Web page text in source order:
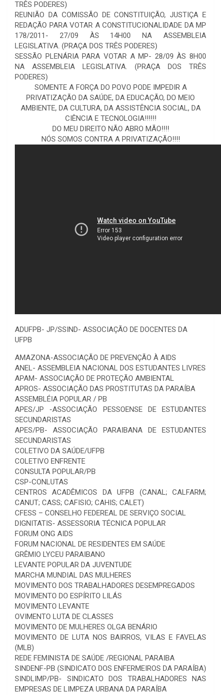
TRÊS PODERES)
REUNIÃO DA COMISSÃO DE CONSTITUIÇÃO, JUSTIÇA E
REDAÇÃO PARA VOTAR A CONSTITUCIONALIDADE DA MP
178/2011- 27/09 ÀS 14H00 NA ASSEMBLEIA
LEGISLATIVA. (PRAÇA DOS TRÊS PODERES)
SESSÃO PLENÁRIA PARA VOTAR A MP- 28/09 ÀS 8H00
NA ASSEMBLEIA LEGISLATIVA. (PRAÇA DOS TRÊS
PODERES)
SOMENTE A FORÇA DO POVO PODE IMPEDIR A
PRIVATIZAÇÃO DA SAÚDE, DA EDUCAÇÃO, DO MEIO
AMBIENTE, DA CULTURA, DA ASSISTÊNCIA SOCIAL, DA
CIÊNCIA E TECNOLOGIA!!!!!!
DO MEU DIREITO NÃO ABRO MÃO!!!!
NÓS SOMOS CONTRA A PRIVATIZAÇÃO!!!!
ADUFPB- JP/SSIND- ASSOCIAÇÃO DE DOCENTES DA
UFPB
AMAZONA-ASSOCIAÇÃO DE PREVENÇÃO À AIDS
ANEL- ASSEMBLEIA NACIONAL DOS ESTUDANTES LIVRES
APAM- ASSOCIAÇÃO DE PROTEÇÃO AMBIENTAL
APROS- ASSOCIAÇÃO DAS PROSTITUTAS DA PARAÍBA
ASSEMBLÉIA POPULAR / PB
APES/JP -ASSOCIAÇÃO PESSOENSE DE ESTUDANTES
SECUNDARISTAS
APES/PB- ASSOCIAÇÃO PARAIBANA DE ESTUDANTES
SECUNDARISTAS
COLETIVO DA SAÚDE/UFPB
COLETIVO ENFRENTE
CONSULTA POPULAR/PB
CSP-CONLUTAS
CENTROS ACADÊMICOS DA UFPB (CANAL; CALFARM;
CANUT; CASS; CAFISIO; CAHIS; CALET)
CFESS – CONSELHO FEDEREAL DE SERVIÇO SOCIAL
DIGNITATIS- ASSESSORIA TÉCNICA POPULAR
FORUM ONG AIDS
FORUM NACIONAL DE RESIDENTES EM SAÚDE
GRÊMIO LYCEU PARAIBANO
LEVANTE POPULAR DA JUVENTUDE
MARCHA MUNDIAL DAS MULHERES
MOVIMENTO DOS TRABALHADORES DESEMPREGADOS
MOVIMENTO DO ESPÍRITO LILÁS
MOVIMENTO LEVANTE
OVIMENTO LUTA DE CLASSES
MOVIMENTO DE MULHERES OLGA BENÁRIO
MOVIMENTO DE LUTA NOS BAIRROS, VILAS E FAVELAS
(MLB)
REDE FEMINISTA DE SAÚDE /REGIONAL PARAIBA
SINDENF-PB (SINDICATO DOS ENFERMEIROS DA PARAÍBA)
SINDLIMP/PB- SINDICATO DOS TRABALHADORES NAS
EMPRESAS DE LIMPEZA URBANA DA PARAÍBA